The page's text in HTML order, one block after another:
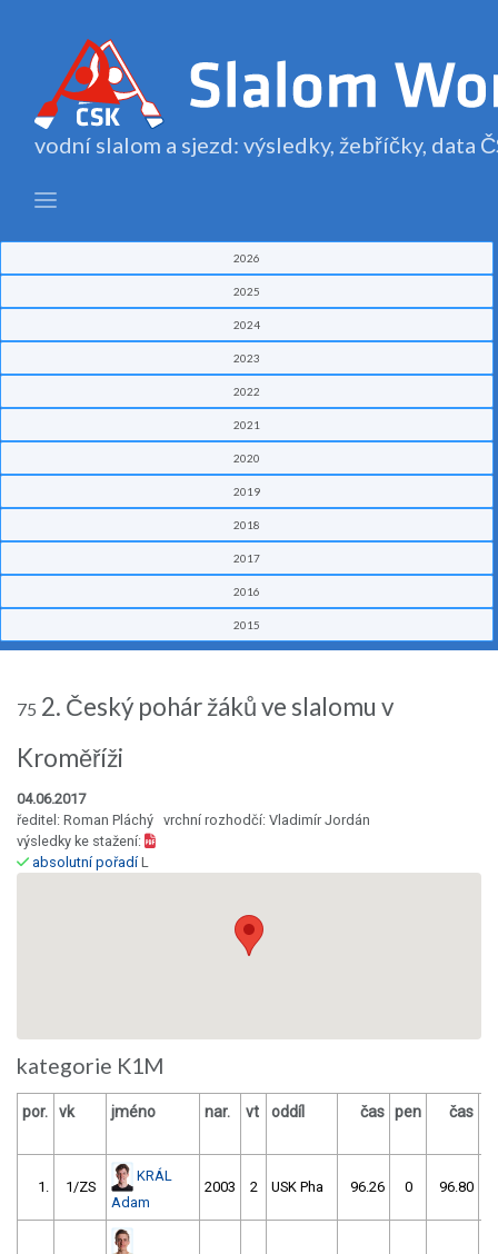
vodní slalom a sjezd: výsledky, žebříčky, data
2026
2025
2024
2023
2022
2021
2020
2019
2018
2017
2016
2015
75 2. Český pohár žáků ve slalomu v
Kroměříži
04.06.2017
ředitel: Roman Pláchý vrchní rozhodčí: Vladimír Jordán
výsledky ke stažení:
absolutní pořadíL
kategorie K1M
por. vk jméno nar. vt oddíl čas pen čas
1. 1/ZS
KRÁL
Adam
2003 2 USK Pha 96.26 0 96.80